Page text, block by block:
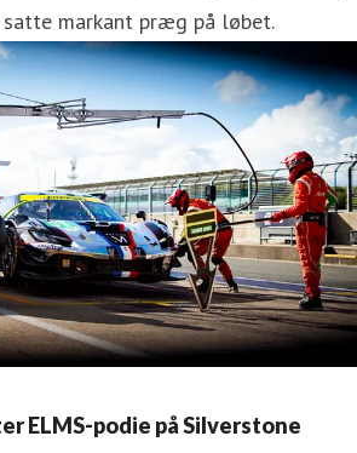
markant præg på løbet.
ELMS-podie på Silverstone